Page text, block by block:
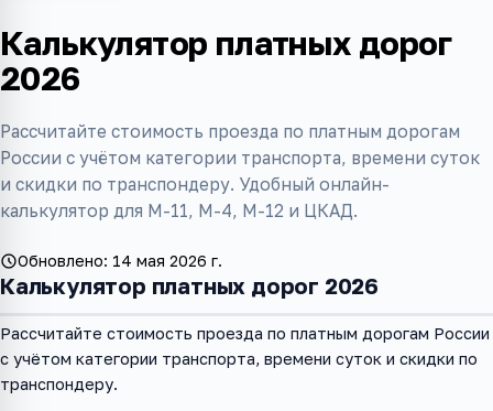
Калькулятор платных дорог
2026
Рассчитайте стоимость проезда по платным дорогам
России с учётом категории транспорта, времени суток
и скидки по транспондеру. Удобный онлайн-
калькулятор для М-11, М-4, М-12 и ЦКАД.
Обновлено: 14 мая 2026 г.
Калькулятор платных дорог 2026
Рассчитайте стоимость проезда по платным дорогам России
с учётом категории транспорта, времени суток и скидки по
транспондеру.